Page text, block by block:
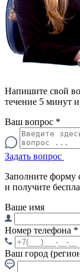
Напишите свой
течение 5 минут и
Ваш вопрос *
Задать вопрос
Заполните форму
и получите
Ваше имя
Номер телефона *
Ваш город